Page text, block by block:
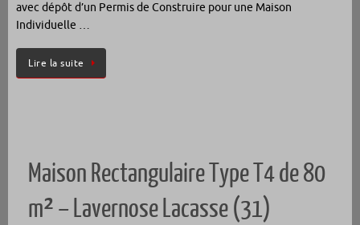
avec dépôt d’un Permis de Construire pour une Maison
Individuelle …
Lire la suite
Maison Rectangulaire Type T4 de 80
m² – Lavernose Lacasse (31)